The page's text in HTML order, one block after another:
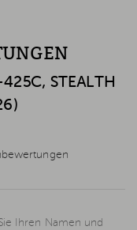
425C, STEALTH
Ihren Namen und